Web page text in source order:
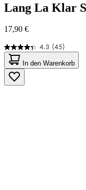
Lang La Klar
17,90 €
4.3 (45)
4.3
von
5
Sternen.
45
In den Warenkorb